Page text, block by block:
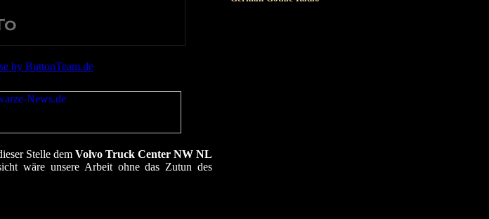
Stelle dem Volvo Truck Center NW NL
wäre unsere Arbeit ohne das Zutun des